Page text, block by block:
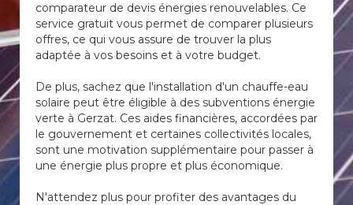
comparateur de devis énergies renouvelables. Ce
service gratuit vous permet de comparer plusieurs
offres, ce qui vous assure de trouver la plus
adaptée à vos besoins et à votre budget.
De plus, sachez que l'installation d'un chauffe-eau
solaire peut être éligible à des subventions énergie
verte à Gerzat. Ces aides financières, accordées par
le gouvernement et certaines collectivités locales,
sont une motivation supplémentaire pour passer à
une énergie plus propre et plus économique.
N'attendez plus pour profiter des avantages du